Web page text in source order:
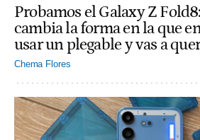
Probamos el Galaxy Z
cambia la forma en la que
usar un plegable y vas a
Chema Flores